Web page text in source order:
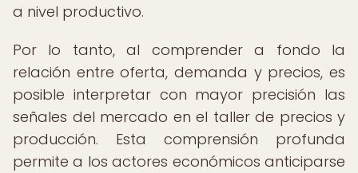
a nivel productivo.
Por lo tanto, al comprender a fondo la
relación entre oferta, demanda y precios, es
posible interpretar con mayor precisión las
señales del mercado en el taller de precios y
producción. Esta comprensión profunda
permite a los actores económicos anticiparse